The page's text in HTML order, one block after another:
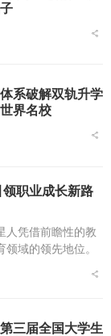
系破解双轨升学
界名校
职业成长新路
人凭借前瞻性的教
域的领先地位。
”的完整闭环，
三届全国大学生